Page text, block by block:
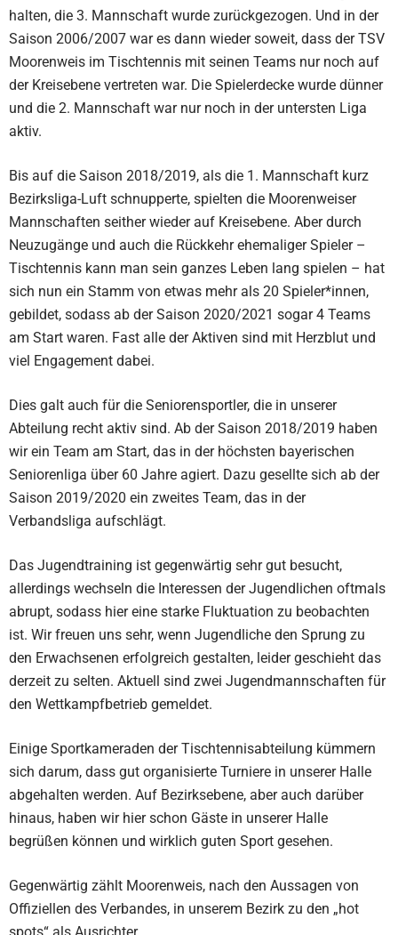
halten, die 3. Mannschaft wurde zurückgezogen. Und in der
Saison 2006/2007 war es dann wieder soweit, dass der TSV
Moorenweis im Tischtennis mit seinen Teams nur noch auf
der Kreisebene vertreten war. Die Spielerdecke wurde dünner
und die 2. Mannschaft war nur noch in der untersten Liga
aktiv.
Bis auf die Saison 2018/2019, als die 1. Mannschaft kurz
Bezirksliga-Luft schnupperte, spielten die Moorenweiser
Mannschaften seither wieder auf Kreisebene. Aber durch
Neuzugänge und auch die Rückkehr ehemaliger Spieler –
Tischtennis kann man sein ganzes Leben lang spielen – hat
sich nun ein Stamm von etwas mehr als 20 Spieler*innen,
gebildet, sodass ab der Saison 2020/2021 sogar 4 Teams
am Start waren. Fast alle der Aktiven sind mit Herzblut und
viel Engagement dabei.
Dies galt auch für die Seniorensportler, die in unserer
Abteilung recht aktiv sind. Ab der Saison 2018/2019 haben
wir ein Team am Start, das in der höchsten bayerischen
Seniorenliga über 60 Jahre agiert. Dazu gesellte sich ab der
Saison 2019/2020 ein zweites Team, das in der
Verbandsliga aufschlägt.
Das Jugendtraining ist gegenwärtig sehr gut besucht,
allerdings wechseln die Interessen der Jugendlichen oftmals
abrupt, sodass hier eine starke Fluktuation zu beobachten
ist. Wir freuen uns sehr, wenn Jugendliche den Sprung zu
den Erwachsenen erfolgreich gestalten, leider geschieht das
derzeit zu selten. Aktuell sind zwei Jugendmannschaften für
den Wettkampfbetrieb gemeldet.
Einige Sportkameraden der Tischtennisabteilung kümmern
sich darum, dass gut organisierte Turniere in unserer Halle
abgehalten werden. Auf Bezirksebene, aber auch darüber
hinaus, haben wir hier schon Gäste in unserer Halle
begrüßen können und wirklich guten Sport gesehen.
Gegenwärtig zählt Moorenweis, nach den Aussagen von
Offiziellen des Verbandes, in unserem Bezirk zu den „hot